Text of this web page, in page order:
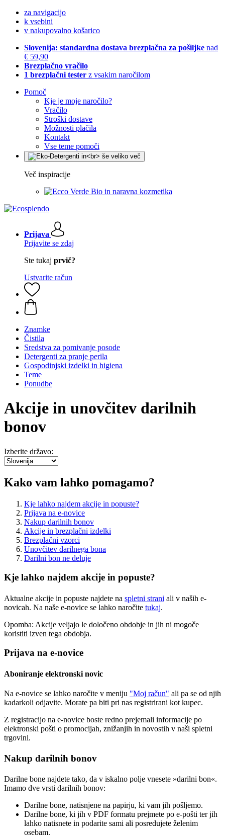
za navigacijo
k vsebini
v nakupovalno košarico
Slovenija: standardna dostava brezplačna za pošiljke nad
€ 59,90
Brezplačno vračilo
1 brezplačni tester z vsakim naročilom
Pomoč
Kje je moje naročilo?
Vračilo
Stroški dostave
Možnosti plačila
Kontakt
Vse teme pomoči
Več inspiracije
Bio in naravna kozmetika
Prijava
Prijavite se zdaj
Ste tukaj prvič?
Ustvarite račun
Znamke
Čistila
Sredstva za pomivanje posode
Detergenti za pranje perila
Gospodinjski izdelki in higiena
Teme
Ponudbe
Akcije in unovčitev darilnih
bonov
Izberite državo:
Kako vam lahko pomagamo?
Kje lahko najdem akcije in popuste?
Prijava na e-novice
Nakup darilnih bonov
Akcije in brezplačni izdelki
Brezplačni vzorci
Unovčitev darilnega bona
Darilni bon ne deluje
Kje lahko najdem akcije in popuste?
Aktualne akcije in popuste najdete na spletni strani ali v naših e-
novicah. Na naše e-novice se lahko naročite tukaj.
Opomba: Akcije veljajo le določeno obdobje in jih ni mogoče
koristiti izven tega obdobja.
Prijava na e-novice
Aboniranje elektronski novic
Na e-novice se lahko naročite v meniju "Moj račun" ali pa se od njih
kadarkoli odjavite. Morate pa biti pri nas registrirani kot kupec.
Z registracijo na e-novice boste redno prejemali informacije po
elektronski pošti o promocijah, znižanjih in novostih v naši spletni
trgovini.
Nakup darilnih bonov
Darilne bone najdete tako, da v iskalno polje vnesete »darilni bon«.
Imamo dve vrsti darilnih bonov:
Darilne bone, natisnjene na papirju, ki vam jih pošljemo.
Darilne bone, ki jih v PDF formatu prejmete po e-pošti ter jih
lahko natisnete in podarite sami ali posredujete želenim
osebam.